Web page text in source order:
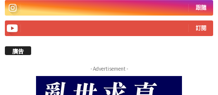
跟隨
訂閱
廣告
- Advertisement -